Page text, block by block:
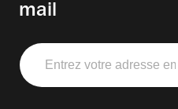
mail
Entrez
votre
adresse